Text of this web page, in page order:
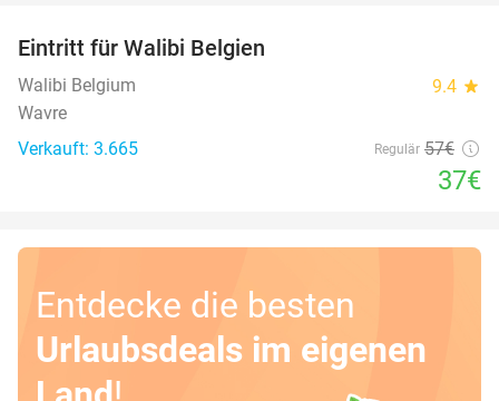
Eintritt für Walibi Belgien
Walibi Belgium 9.4 star
Wavre
Verkauft: 3.665
Regulär 57€
37€
Entdecke die besten
Urlaubsdeals im eigenen